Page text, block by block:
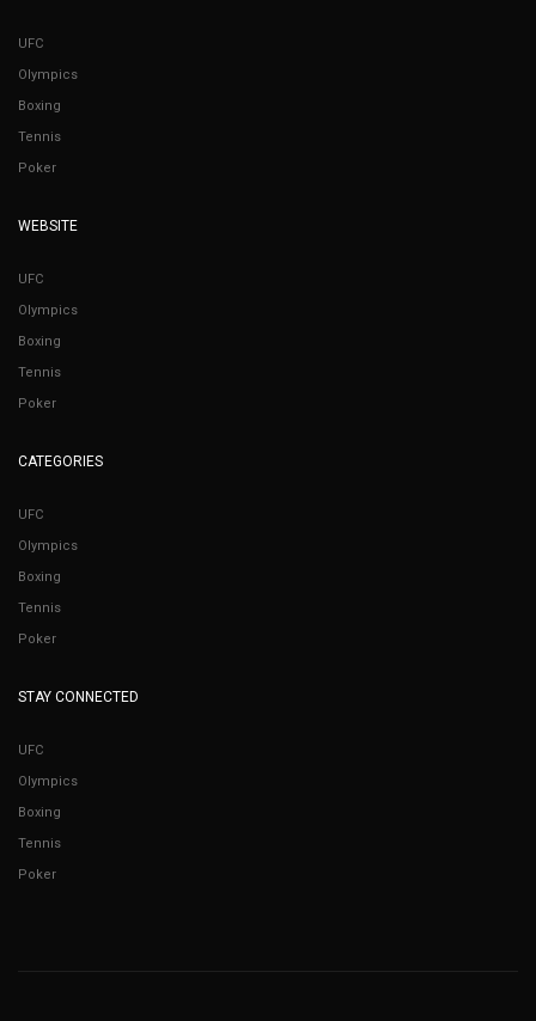
UFC
Olympics
Boxing
Tennis
Poker
WEBSITE
UFC
Olympics
Boxing
Tennis
Poker
CATEGORIES
UFC
Olympics
Boxing
Tennis
Poker
STAY CONNECTED
UFC
Olympics
Boxing
Tennis
Poker